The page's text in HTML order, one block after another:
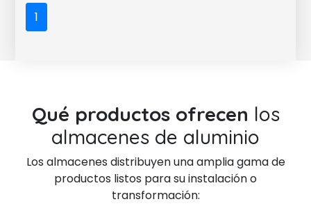
1
Qué productos ofrecen los
almacenes de aluminio
Los almacenes distribuyen una amplia gama de
productos listos para su instalación o
transformación: